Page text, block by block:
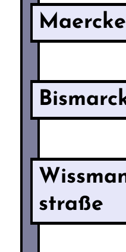
straße